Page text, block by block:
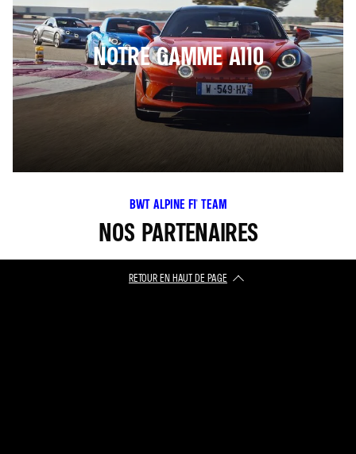
NOTRE GAMME A110
BWT ALPINE F1® TEAM
NOS PARTENAIRES
RETOUR EN HAUT DE PAGE​